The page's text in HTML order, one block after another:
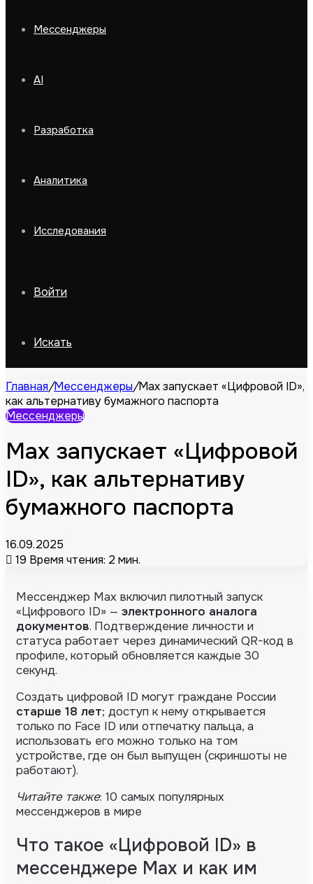
Мессенджеры
AI
Разработка
Аналитика
Исследования
Войти
Искать
Главная/Мессенджеры/Max запускает «Цифровой ID»,
как альтернативу бумажного паспорта
Мессенджеры
Max запускает «Цифровой
ID», как альтернативу
бумажного паспорта
16.09.2025
19 Время чтения: 2 мин.
Мессенджер Max включил пилотный запуск
«Цифрового ID» — электронного аналога
документов. Подтверждение личности и
статуса работает через динамический QR-код в
профиле, который обновляется каждые 30
секунд.
Создать цифровой ID могут граждане России
старше 18 лет; доступ к нему открывается
только по Face ID или отпечатку пальца, а
использовать его можно только на том
устройстве, где он был выпущен (скриншоты не
работают).
Читайте также: 10 самых популярных
мессенджеров в мире
Что такое «Цифровой ID» в
мессенджере Max и как им